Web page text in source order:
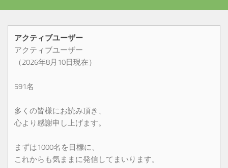
アクティブユーザー
アクティブユーザー
（2026年8月10日現在）
591名
多くの皆様にお読み頂き、
心より感謝申し上げます。
まずは1000名を目標に、
これからも気ままに発信してまいります。